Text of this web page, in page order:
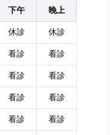
下午
晚上
休診
休診
看診
看診
看診
看診
看診
看診
看診
看診